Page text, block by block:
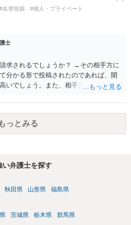
#名誉毀損
#個人・プライベート
士
求されるでしょうか？ →その相手方に
分かる形で投稿されたのであれば、開
いでしょう。また、相手方の投稿した
求が進むと、投稿に使った回線の契約
れます。アカウント情報開示の場合
意見照会がなされます。 また、された
。 →ケースバイケースであり、数万円
もっとみる
い弁護士を探す
秋田県 山形県 福島県
茨城県 栃木県 群馬県